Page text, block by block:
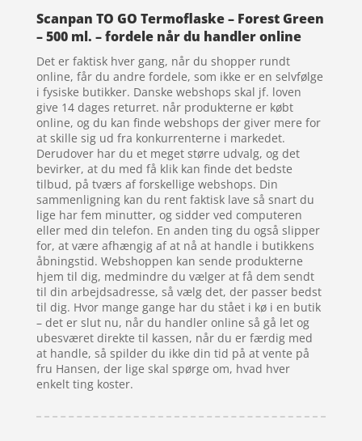
Scanpan TO GO Termoflaske – Forest Green
– 500 ml. – fordele når du handler online
Det er faktisk hver gang, når du shopper rundt
online, får du andre fordele, som ikke er en selvfølge
i fysiske butikker. Danske webshops skal jf. loven
give 14 dages returret. når produkterne er købt
online, og du kan finde webshops der giver mere for
at skille sig ud fra konkurrenterne i markedet.
Derudover har du et meget større udvalg, og det
bevirker, at du med få klik kan finde det bedste
tilbud, på tværs af forskellige webshops. Din
sammenligning kan du rent faktisk lave så snart du
lige har fem minutter, og sidder ved computeren
eller med din telefon. En anden ting du også slipper
for, at være afhængig af at nå at handle i butikkens
åbningstid. Webshoppen kan sende produkterne
hjem til dig, medmindre du vælger at få dem sendt
til din arbejdsadresse, så vælg det, der passer bedst
til dig. Hvor mange gange har du stået i kø i en butik
– det er slut nu, når du handler online så gå let og
ubesværet direkte til kassen, når du er færdig med
at handle, så spilder du ikke din tid på at vente på
fru Hansen, der lige skal spørge om, hvad hver
enkelt ting koster.